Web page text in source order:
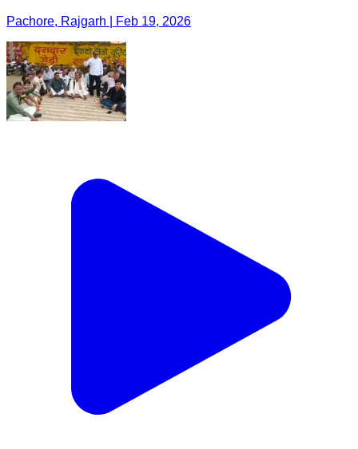
Pachore, Rajgarh | Feb 19, 2026